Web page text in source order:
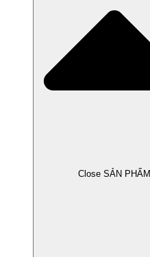
Close SẢN PHẨM